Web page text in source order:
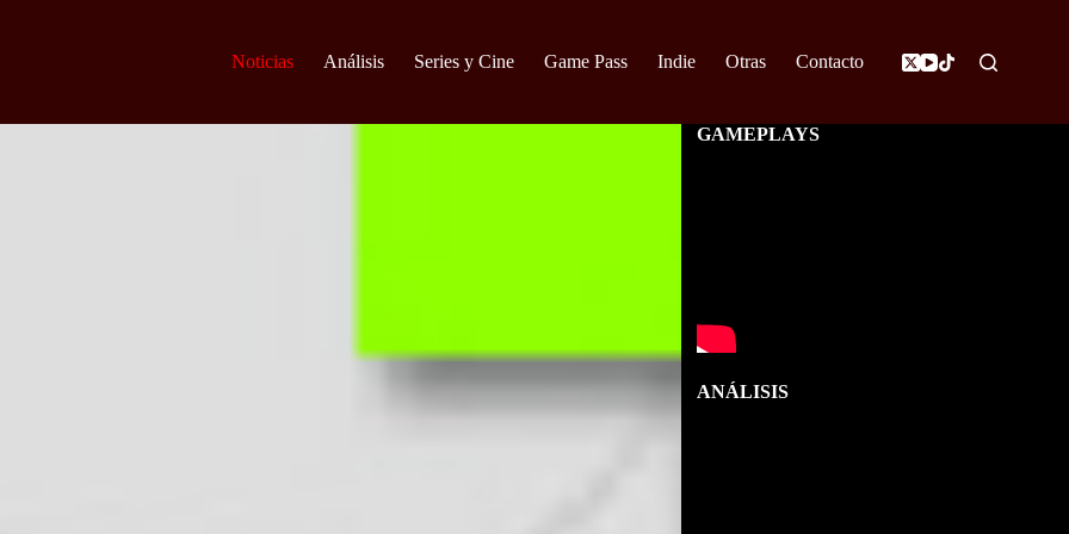
Noticias Análisis Series y Cine Game Pass Indie Otras Contacto
GAMEPLAYS
ANÁLISIS